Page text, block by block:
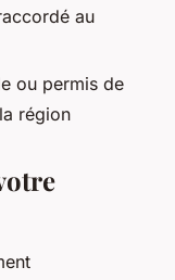
au
ou permis de
région